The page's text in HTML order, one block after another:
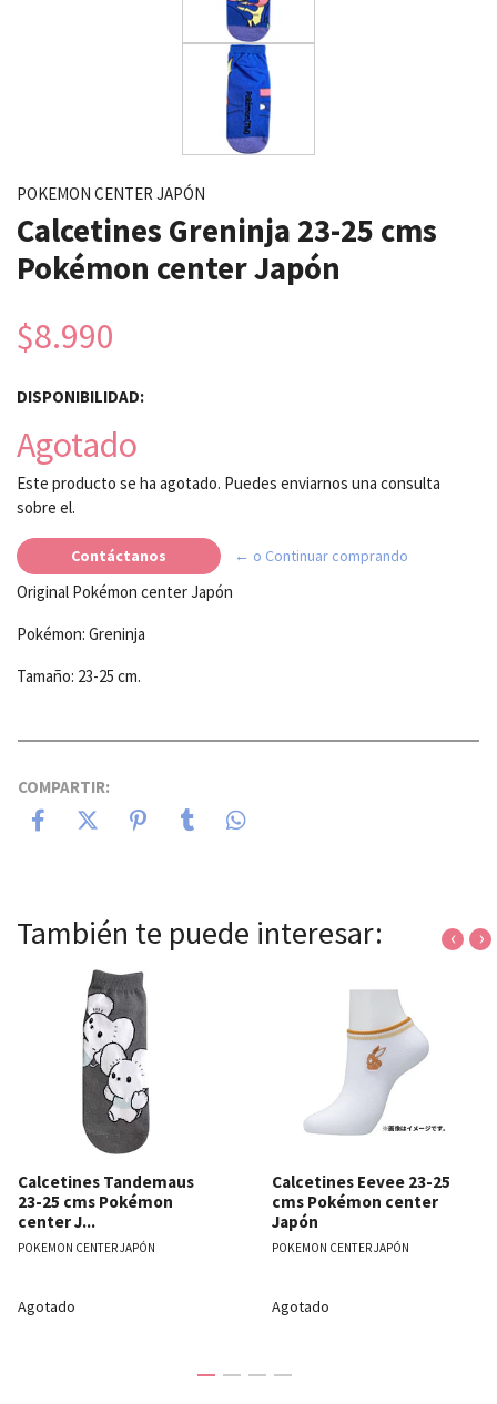
POKEMON CENTER JAPÓN
Calcetines Greninja 23-25 cms
Pokémon center Japón
$8.990
DISPONIBILIDAD:
Agotado
Este producto se ha agotado. Puedes enviarnos una consulta
sobre el.
Contáctanos ← o Continuar comprando
Original Pokémon center Japón
Pokémon: Greninja
Tamaño: 23-25 cm.
COMPARTIR:
También te puede interesar:
Calcetines Tandemaus
23-25 cms Pokémon
center J...
POKEMON CENTER JAPÓN
Agotado
Calcetines Eevee 23-25
cms Pokémon center
Japón
POKEMON CENTER JAPÓN
Agotado
‹ ›